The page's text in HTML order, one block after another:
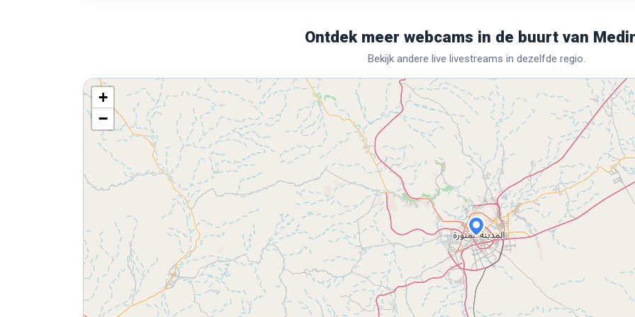
Ontdek meer webcams in de buurt van
Bekijk andere live livestreams in dezelfde regio.
+
−